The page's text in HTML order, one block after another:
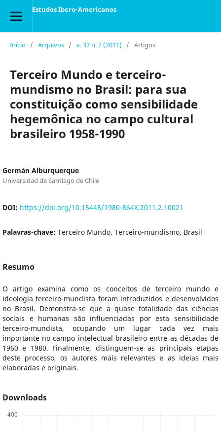
Estudos Ibero-Americanos
Início / Arquivos / v. 37 n. 2 (2011) / Artigos
Terceiro Mundo e terceiro-
mundismo no Brasil: para sua
constituição como sensibilidade
hegemônica no campo cultural
brasileiro 1958-1990
Germán Alburquerque
Universidad de Santiago de Chile
DOI: https://doi.org/10.15448/1980-864X.2011.2.10021
Palavras-chave: Terceiro Mundo, Terceiro-mundismo, Brasil
Resumo
O artigo examina como os conceitos de terceiro mundo e
ideologia terceiro-mundista foram introduzidos e desenvolvidos
no Brasil. Demonstra-se que a quase totalidade das ciências
sociais e humanas são influenciadas por esta sensibilidade
terceiro-mundista, ocupando um lugar cada vez mais
importante no campo intelectual brasileiro entre as décadas de
1960 e 1980. Finalmente, distinguem-se as principais etapas
deste processo, os autores mais relevantes e as ideias mais
elaboradas e originais.
Downloads